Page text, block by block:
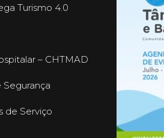
Turismo 4.0
– CHTMAD
Segurança
de Serviço